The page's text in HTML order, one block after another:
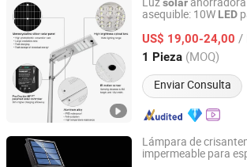
solar
asequible: 10W LED
US$ 19,00-24,00 /
1 Pieza (MOQ)
Enviar Consulta
Zhongjing Rongguang New Energy
Jiangsu, China Desde 2025
Lámpara de
impermeable para
Zhongshan Xingyuan Lighting Co., Ltd.